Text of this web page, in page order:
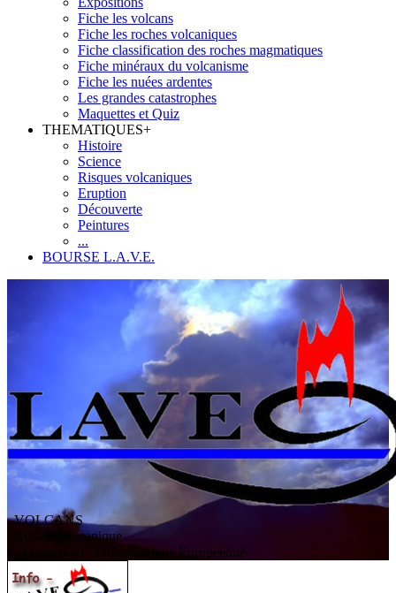
Fiche les volcans
Fiche les roches volcaniques
Fiche classification des roches magmatiques
Fiche minéraux du volcanisme
Fiche les nuées ardentes
Les grandes catastrophes
Maquettes et Quiz
THEMATIQUES+
Histoire
Science
Risques volcaniques
Eruption
Découverte
Peintures
...
BOURSE L.A.V.E.
VOLCANS
/ Activité volcanique
ssociation V olcanologiqueEuropéenne